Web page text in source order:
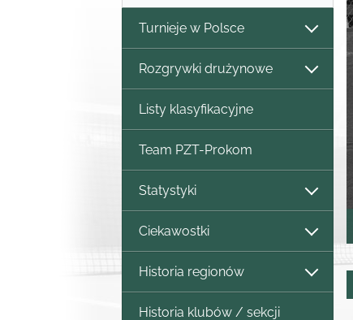
Turnieje w Polsce
Rozgrywki drużynowe
Listy klasyfikacyjne
Team PZT-Prokom
Statystyki
Ciekawostki
Historia regionów
Historia klubów / sekcji